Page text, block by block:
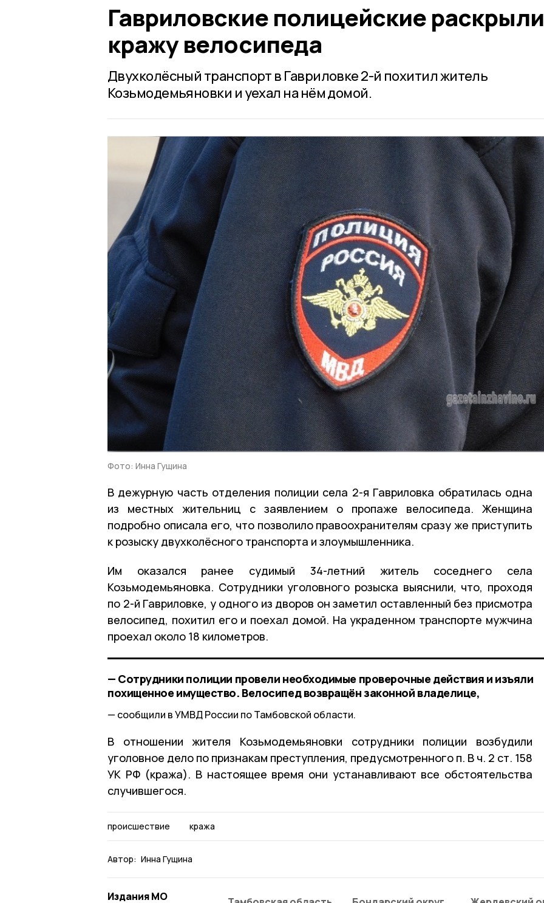
Гавриловские полицейские раскрыли
кражу велосипеда
Двухколёсный транспорт в Гавриловке 2-й похитил житель
Козьмодемьяновки и уехал на нём домой.
Фото: Инна Гущина
В дежурную часть отделения полиции села 2-я Гавриловка обратилась одна
из местных жительниц с заявлением о пропаже велосипеда. Женщина
подробно описала его, что позволило правоохранителям сразу же приступить
к розыску двухколёсного транспорта и злоумышленника.
Им оказался ранее судимый 34-летний житель соседнего села
Козьмодемьяновка. Сотрудники уголовного розыска выяснили, что, проходя
по 2-й Гавриловке, у одного из дворов он заметил оставленный без присмотра
велосипед, похитил его и поехал домой. На украденном транспорте мужчина
проехал около 18 километров.
— Сотрудники полиции провели необходимые проверочные действия и изъяли
похищенное имущество. Велосипед возвращён законной владелице,
сообщили в УМВД России по Тамбовской области.
В отношении жителя Козьмодемьяновки сотрудники полиции возбудили
уголовное дело по признакам преступления, предусмотренного п. В ч. 2 ст. 158
УК РФ (кража). В настоящее время они устанавливают все обстоятельства
случившегося.
происшествие кража
Автор: Инна Гущина
Издания МО